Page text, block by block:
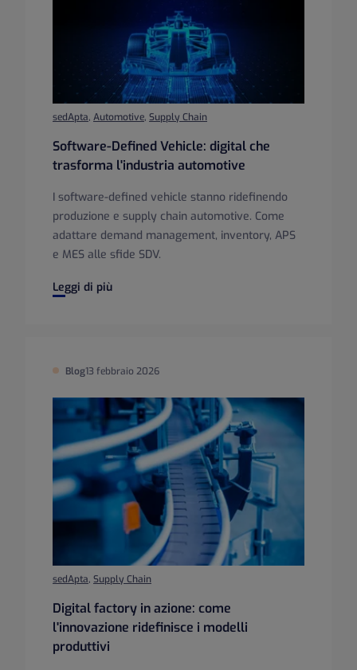
sedApta, Automotive, Supply Chain
Software-Defined Vehicle: digital che
trasforma l'industria automotive
I software-defined vehicle stanno ridefinendo
produzione e supply chain automotive. Come
adattare demand management, inventory, APS
e MES alle sfide SDV.
Leggi di più
Software-Defined Vehicle: digital che trasforma
Blog13 febbraio 2026
sedApta, Supply Chain
Digital factory in azione: come
l'innovazione ridefinisce i modelli
produttivi